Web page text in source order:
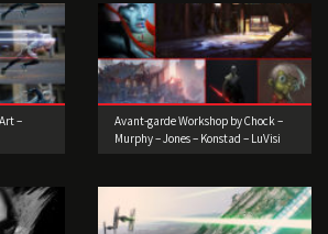
–
Avant-garde Workshop by Chock –
Murphy – Jones – Konstad – LuVisi